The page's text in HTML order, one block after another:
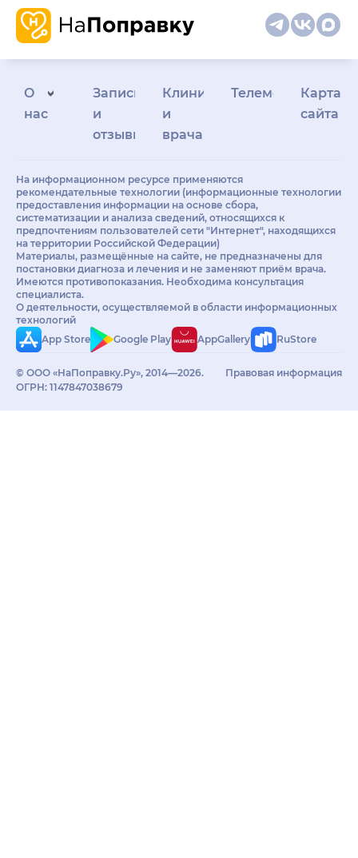
О
нас
Запись
и
отзывы
Клиникам
и
врачам
Телемедицина
Карта
сайта
На информационном ресурсе применяются
рекомендательные технологии (информационные технологии
предоставления информации на основе сбора,
систематизации и анализа сведений, относящихся к
предпочтениям пользователей сети "Интернет", находящихся
на территории Российской Федерации)
Материалы, размещённые на сайте, не предназначены для
постановки диагноза и лечения и не заменяют приём врача.
Имеются противопоказания. Необходима консультация
специалиста.
О деятельности, осуществляемой в области информационных
технологий
App Store
Google Play AppGallery RuStore
© ООО «НаПоправку.Ру», 2014—2026.
ОГРН: 1147847038679
Правовая информация